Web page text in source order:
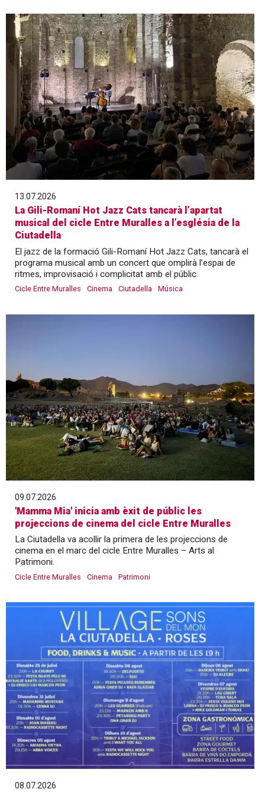
13.07.2026
La Gili-Romaní Hot Jazz Cats tancarà l’apartat
musical del cicle Entre Muralles a l’església de la
Ciutadella
El jazz de la formació Gili-Romaní Hot Jazz Cats, tancarà el
programa musical amb un concert que omplirà l’espai de
ritmes, improvisació i complicitat amb el públic.
Cicle Entre Muralles Cinema Ciutadella Música
09.07.2026
'Mamma Mia' inicia amb èxit de públic les
projeccions de cinema del cicle Entre Muralles
La Ciutadella va acollir la primera de les projeccions de
cinema en el marc del cicle Entre Muralles – Arts al
Patrimoni.
Cicle Entre Muralles Cinema Patrimoni
08.07.2026